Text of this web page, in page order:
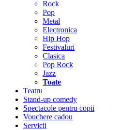
Rock
Pop
Metal
Electronica
Hip Hop
Festivaluri
Clasica
Pop Rock
Jazz
Toate
Teatru
Stand-up comedy
Spectacole pentru copii
Vouchere cadou
Servicii